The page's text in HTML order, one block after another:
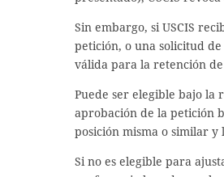
Sin embargo, si USCIS
petición, o una solicitud
válida para la retención
Puede ser elegible bajo la
aprobación de la petición
posición misma o similar y
Si no es elegible para